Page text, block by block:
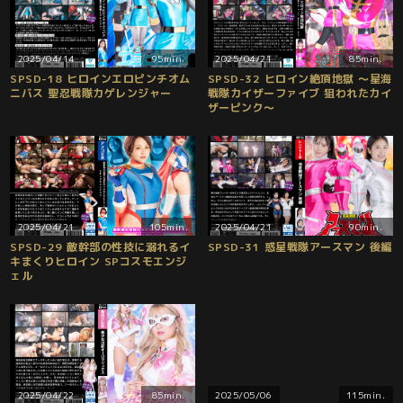
2025/04/14 95min.
SPSD-18 ヒロインエロピンチオム
ニバス 聖忍戦隊カゲレンジャー
2025/04/21 85min.
SPSD-32 ヒロイン絶頂地獄 ～星海
戦隊カイザーファイブ 狙われたカイ
ザーピンク～
2025/04/21 105min.
SPSD-29 敵幹部の性技に溺れるイ
キまくりヒロイン SPコスモエンジ
ェル
2025/04/21 90min.
SPSD-31 惑星戦隊アースマン 後編
2025/04/22 85min. 2025/05/06 115min.